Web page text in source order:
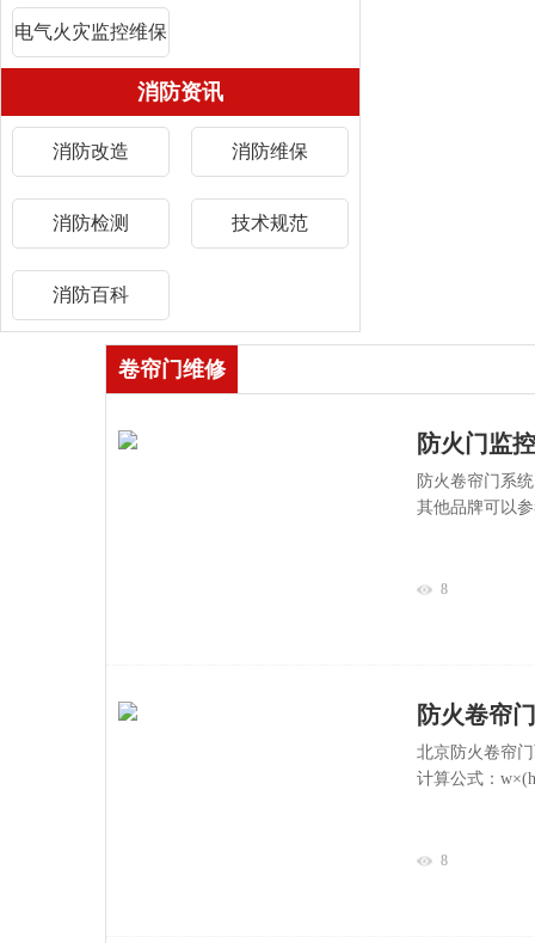
电气火灾监控维保
消防资讯
消防改造 消防维保
消防检测 技术规范
消防百科
卷帘门维修
防火门监
防火卷帘门系
其他品牌可以
8
防火卷帘
北京防火卷帘
计算公式：
8